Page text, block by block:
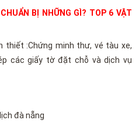
BỊ NHỮNG GÌ? TOP 6 VẬT
thiết :Chứng minh thư, vé tàu xe,
các giấy tờ đặt chỗ và dịch vụ
đà nẵng